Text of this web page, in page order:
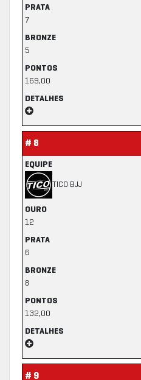
PRATA
7
BRONZE
5
PONTOS
169,00
DETALHES
# 8
EQUIPE
TICO BJJ
OURO
12
PRATA
6
BRONZE
8
PONTOS
132,00
DETALHES
# 9